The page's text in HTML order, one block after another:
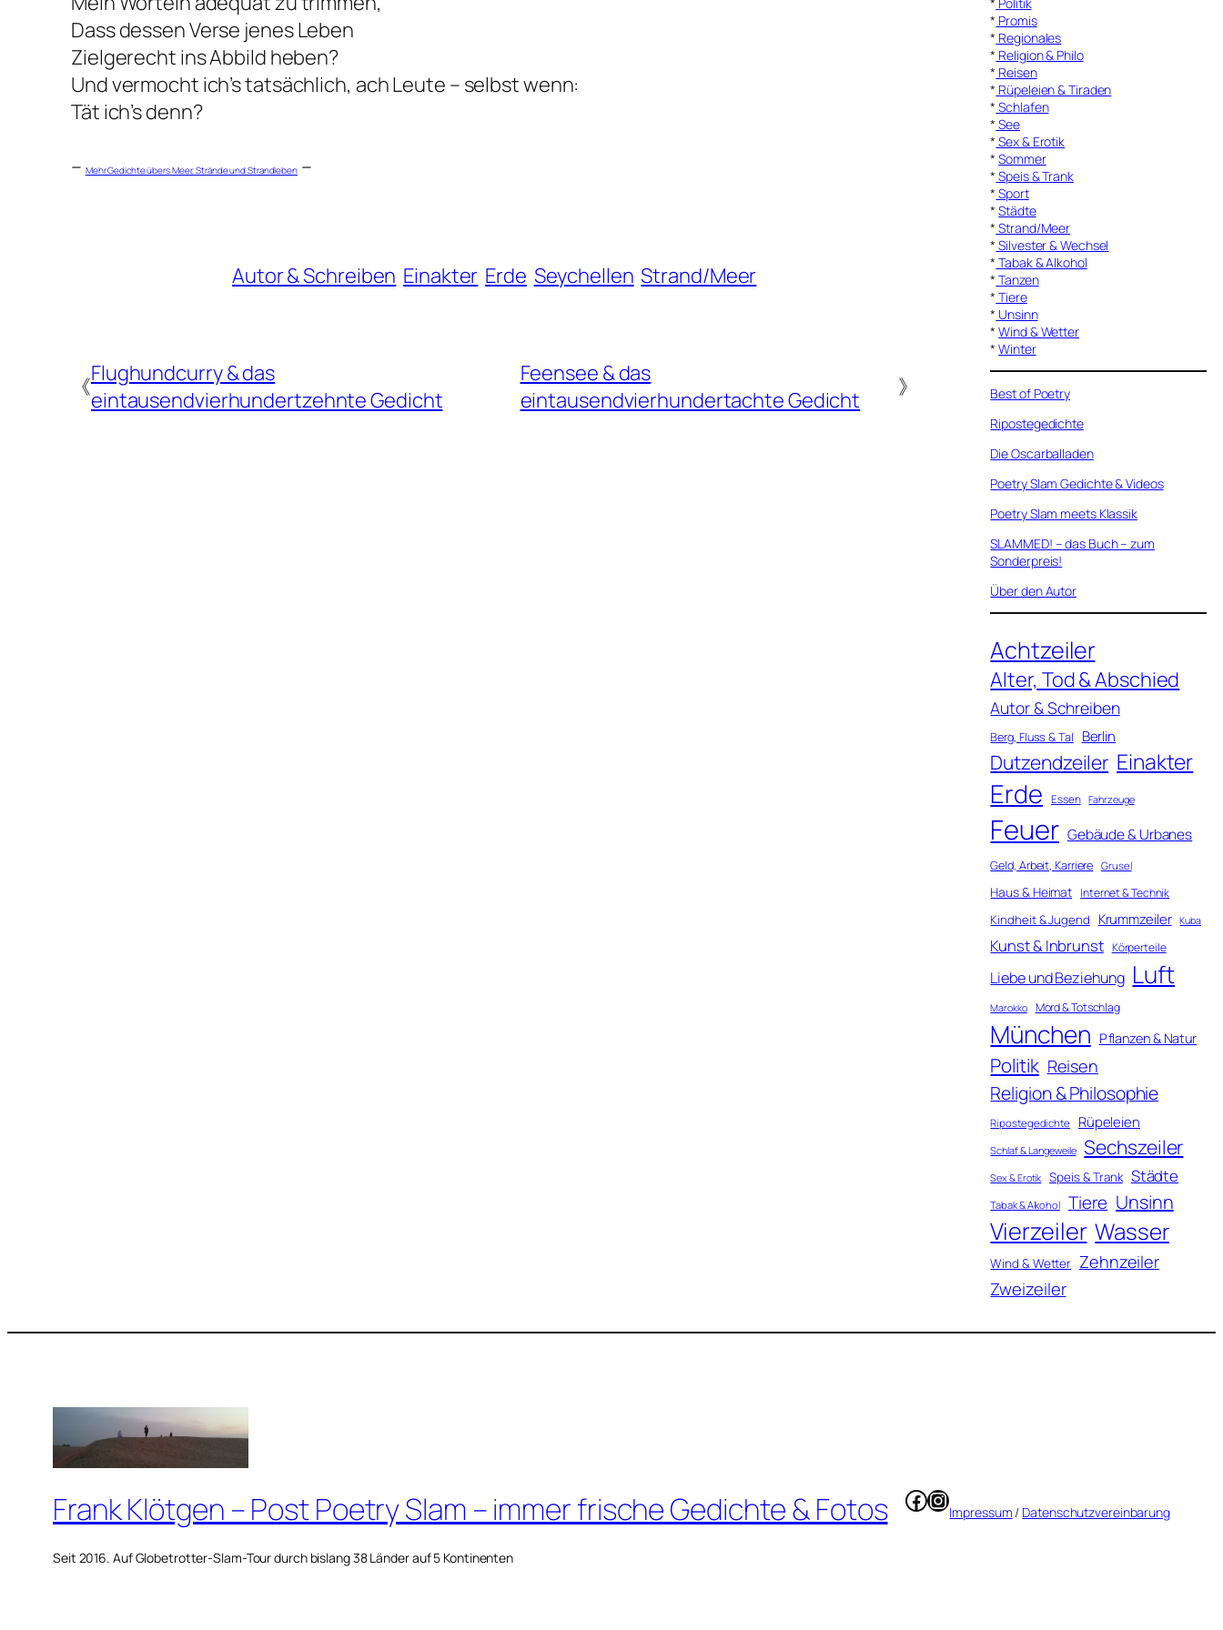
Dass dessen Verse jenes Leben
Zielgerecht ins Abbild heben?
Und vermocht ich’s tatsächlich, ach Leute – selbst wenn:
Tät ich’s denn?
– Mehr Gedichte übers Meer, Strände und Strandleben–
Autor & Schreiben Einakter Erde Seychellen Strand/Meer
《Flughundcurry & das
eintausendvierhundertzehnte Gedicht
Feensee & das
eintausendvierhundertachte Gedicht
》
* Promis
* Regionales
* Religion & Philo
* Reisen
* Rüpeleien & Tiraden
* Schlafen
* See
* Sex & Erotik
*Sommer
* Speis & Trank
* Sport
*Städte
* Strand/Meer
* Silvester & Wechsel
* Tabak & Alkohol
* Tanzen
* Tiere
* Unsinn
*Wind & Wetter
*Winter
Best of Poetry
Ripostegedichte
Die Oscarballaden
Poetry Slam Gedichte & Videos
Poetry Slam meets Klassik
SLAMMED! – das Buch – zum
Sonderpreis!
Über den Autor
Achtzeiler
Alter, Tod & Abschied
Autor & Schreiben
Berg, Fluss & Tal Berlin
Dutzendzeiler Einakter
Erde Essen Fahrzeuge
Feuer Gebäude & Urbanes
Geld, Arbeit, Karriere Grusel
Haus & Heimat Internet & Technik
Kindheit & Jugend Krummzeiler Kuba
Kunst & Inbrunst Körperteile
Liebe und Beziehung Luft
Marokko Mord & Totschlag
München Pflanzen & Natur
Politik Reisen
Religion & Philosophie
Ripostegedichte Rüpeleien
Schlaf & Langeweile Sechszeiler
Sex & Erotik Speis & Trank Städte
Tabak & Alkohol Tiere Unsinn
Vierzeiler Wasser
Wind & Wetter Zehnzeiler
Zweizeiler
Frank Klötgen – Post Poetry Slam – immer frische Gedichte & Fotos
Seit 2016. Auf Globetrotter-Slam-Tour durch bislang 38 Länder auf 5 Kontinenten
Facebook
Instagram
Impressum / Datenschutzvereinbarung